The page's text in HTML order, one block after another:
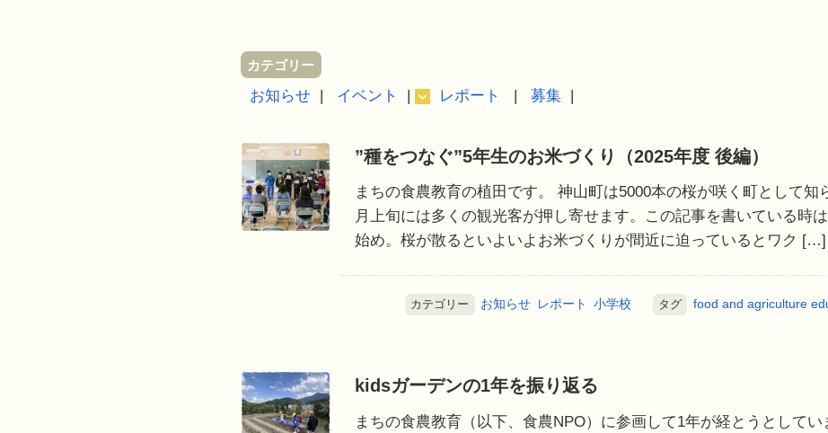
カテゴリー
お知らせ イベント レポート 募集
”種をつなぐ”5年生のお米づくり（2025年度 後編）
まちの食農教育の植田です。 神山町は5000本の桜が咲く町として知
月上旬には多くの観光客が押し寄せます。この記事を書いている時
始め。桜が散るといよいよお米づくりが間近に迫っているとワク […]
カテゴリー お知らせ レポート 小学校 タグ food and agriculture
kidsガーデンの1年を振り返る
まちの食農教育（以下、食農NPO）に参画して1年が経とうとしてい